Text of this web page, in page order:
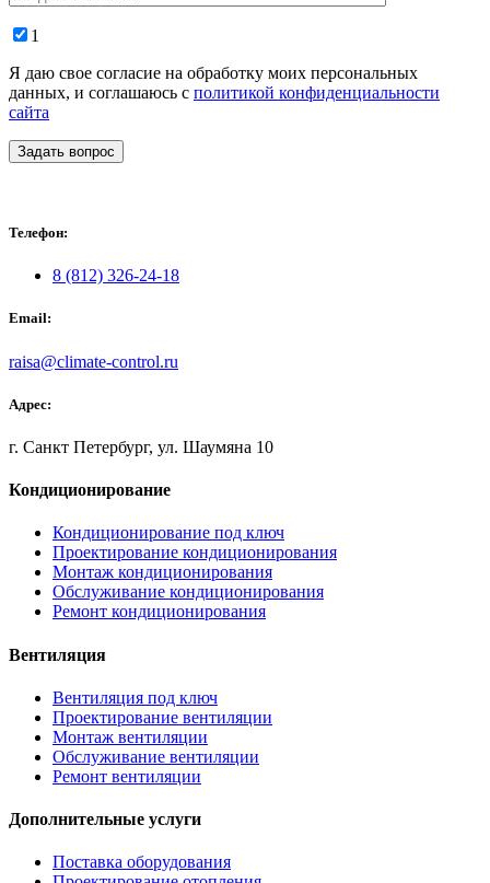
1
Я даю свое согласие на обработку моих персональных
данных, и соглашаюсь с политикой конфиденциальности
сайта
Задать вопрос
Телефон:
8 (812) 326-24-18
Email:
raisa@climate-control.ru
Адрес:
г. Санкт Петербург, ул. Шаумяна 10
Кондиционирование
Кондиционирование под ключ
Проектирование кондиционирования
Монтаж кондиционирования
Обслуживание кондиционирования
Ремонт кондиционирования
Вентиляция
Вентиляция под ключ
Проектирование вентиляции
Монтаж вентиляции
Обслуживание вентиляции
Ремонт вентиляции
Дополнительные услуги
Поставка оборудования